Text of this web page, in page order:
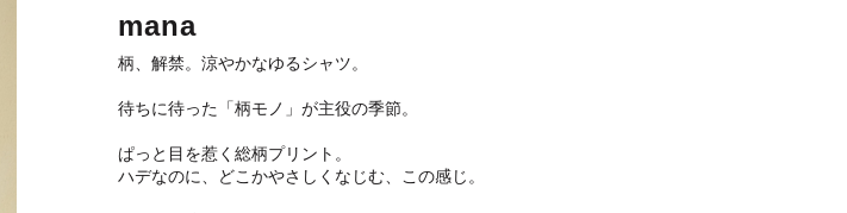
mana
柄、解禁。涼やかなゆるシャツ。
待ちに待った「柄モノ」が主役の季節。
ぱっと目を惹く総柄プリント。
ハデなのに、どこかやさしくなじむ、この感じ。